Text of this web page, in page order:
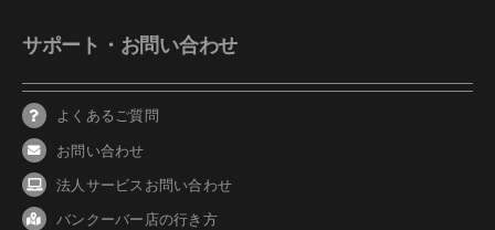
サポート・お問い合わせ
よくあるご質問
お問い合わせ
法人サービスお問い合わせ
バンクーバー 店の行き方